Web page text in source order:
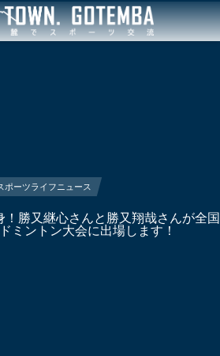
ポーツライフニュース
勝又継心さんと勝又翔哉さんが全国
ミントン大会に出場します！